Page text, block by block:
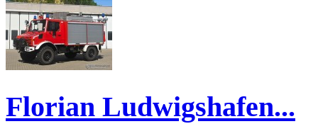
Florian Ludwigshafen...